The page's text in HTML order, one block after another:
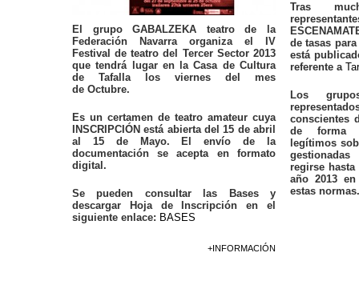
El grupo GABALZEKA teatro de la
Federación Navarra organiza el IV
Festival de teatro del Tercer Sector 2013
que tendrá lugar en la Casa de Cultura
de Tafalla los viernes del mes
de Octubre.
Es un certamen de teatro amateur cuya
INSCRIPCIÓN está abierta del 15 de abril
al 15 de Mayo. El envío de la
documentación se acepta en formato
digital.
Se pueden consultar las Bases y
descargar Hoja de Inscripción en el
siguiente enlace: BASES
+INFORMACIÓN
Tras
de tasas
está
referente a
Los
conscientes
de forma
legítimos
regirse hasta
año 2013
estas normas.